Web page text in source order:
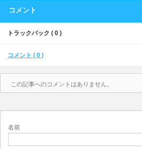
コメント
トラックバック ( 0 )
コメント ( 0 )
この記事へのコメントはありません。
名前